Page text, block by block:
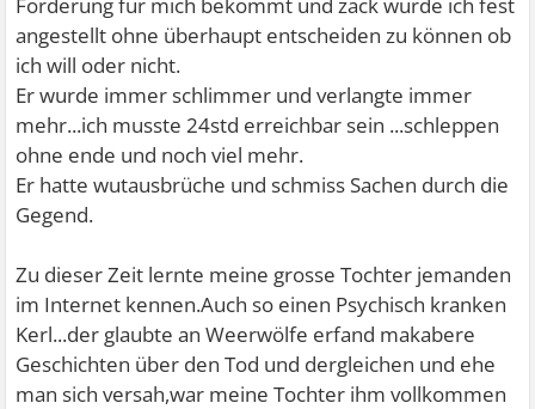
angestellt ohne überhaupt entscheiden zu können ob
ich will oder nicht.
Er wurde immer schlimmer und verlangte immer
mehr...ich musste 24std erreichbar sein ...schleppen
ohne ende und noch viel mehr.
Er hatte wutausbrüche und schmiss Sachen durch die
Gegend.
Zu dieser Zeit lernte meine grosse Tochter jemanden
im Internet kennen.Auch so einen Psychisch kranken
Kerl...der glaubte an Weerwölfe erfand makabere
Geschichten über den Tod und dergleichen und ehe
man sich versah,war meine Tochter ihm vollkommen